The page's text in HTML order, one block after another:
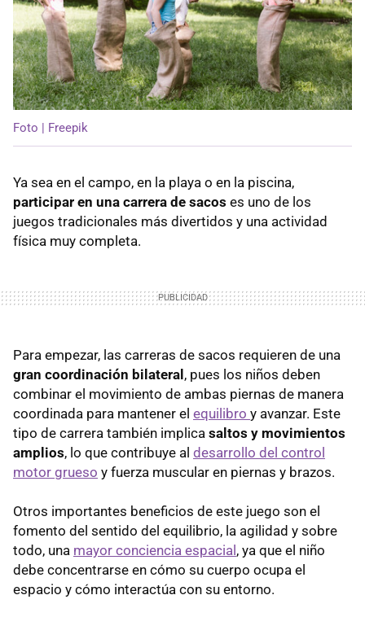
Foto | Freepik
Ya sea en el campo, en la playa o en la piscina,
participar en una carrera de sacos es uno de los
juegos tradicionales más divertidos y una actividad
física muy completa.
Para empezar, las carreras de sacos requieren de una
gran coordinación bilateral, pues los niños deben
combinar el movimiento de ambas piernas de manera
coordinada para mantener el equilibro y avanzar. Este
tipo de carrera también implica saltos y movimientos
amplios, lo que contribuye al desarrollo del control
motor grueso y fuerza muscular en piernas y brazos.
Otros importantes beneficios de este juego son el
fomento del sentido del equilibrio, la agilidad y sobre
todo, una mayor conciencia espacial, ya que el niño
debe concentrarse en cómo su cuerpo ocupa el
espacio y cómo interactúa con su entorno.